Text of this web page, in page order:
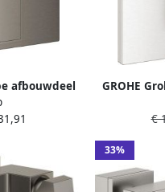
afbouwdeel
met
handdouche
GROHE
voor
met
€
33%